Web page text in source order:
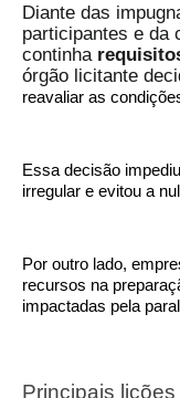
Diante das
participantes e da
continha
órgão licitante
reavaliar as
Essa decisão
irregular e evitou a
Por outro lado,
recursos na
impactadas pela
Principais